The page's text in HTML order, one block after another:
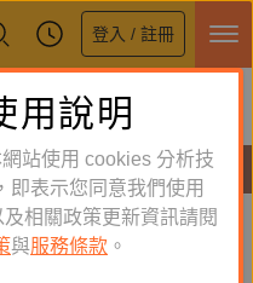
登入 / 註冊
新到舊 舊到新
用說明
站使用 cookies 分析技
即表示您同意我們使用
相關政策更新資訊請閱
與服務條款 。